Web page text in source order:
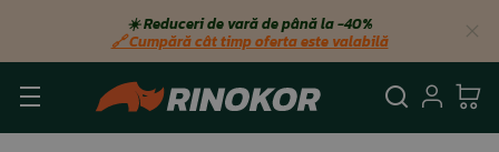
☀️ Reduceri de vară de până la −40%
🔗 Cumpără cât timp oferta este valabilă
Căutare